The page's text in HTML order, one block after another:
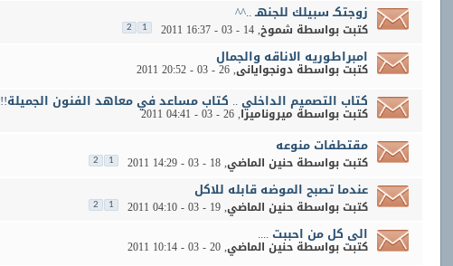
زوجتكـ سبيلك للجنهـ ..^^
كتبت بواسطة شموخ‏, 14 - 03 - 2011 16:37
1
2
امبراطوريه الاناقه والجمال
كتبت بواسطةدونجوايانى‏, 26 - 03 - 2011 20:52
كتاب التصميم الداخلي .. كتاب مساعد في معاهد الفنون الجميلة!!
كتبت بواسطةميروناميرا‏, 26 - 03 - 2011 04:41
مقتطفات منوعه
كتبت بواسطةحنين الماضي‏, 18 - 03 - 2011 14:29
1
2
عندما تصبح الموضه قابله للاكل
كتبت بواسطةحنين الماضي‏, 19 - 03 - 2011 04:10
1
2
الى كل من احببت ....
كتبت بواسطةحنين الماضي‏, 20 - 03 - 2011 10:14